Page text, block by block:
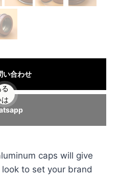
い合わせ
caps will give
to set your brand